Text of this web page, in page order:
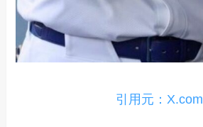
引用元：X.com